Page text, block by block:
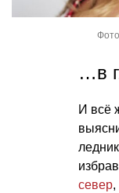
…в
И всё
север